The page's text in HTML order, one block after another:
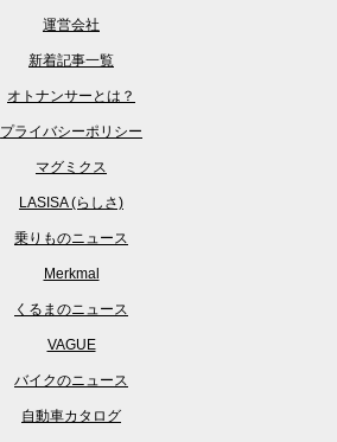
運営会社
新着記事一覧
オトナンサーとは？
プライバシーポリシー
マグミクス
LASISA (らしさ)
乗りものニュース
Merkmal
くるまのニュース
VAGUE
バイクのニュース
自動車カタログ